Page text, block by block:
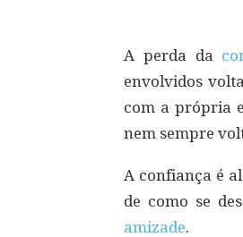
A perda da
envolvidos
com a própria
nem sempre
A confiança é
de como se
amizade.